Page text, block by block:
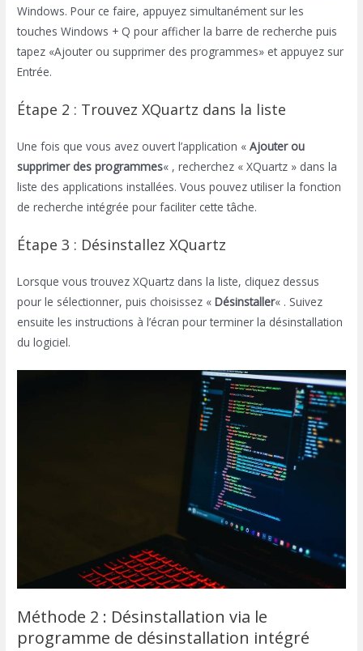
Windows. Pour ce faire, appuyez simultanément sur les
touches Windows + Q pour afficher la barre de recherche puis
tapez «Ajouter ou supprimer des programmes» et appuyez sur
Entrée.
Étape 2 : Trouvez XQuartz dans la liste
Une fois que vous avez ouvert l’application «Ajouter ou
supprimer des programmes« , recherchez « XQuartz » dans la
liste des applications installées. Vous pouvez utiliser la fonction
de recherche intégrée pour faciliter cette tâche.
Étape 3 : Désinstallez XQuartz
Lorsque vous trouvez XQuartz dans la liste, cliquez dessus
pour le sélectionner, puis choisissez «Désinstaller« . Suivez
ensuite les instructions à l’écran pour terminer la désinstallation
du logiciel.
Méthode 2 : Désinstallation via le
programme de désinstallation intégré